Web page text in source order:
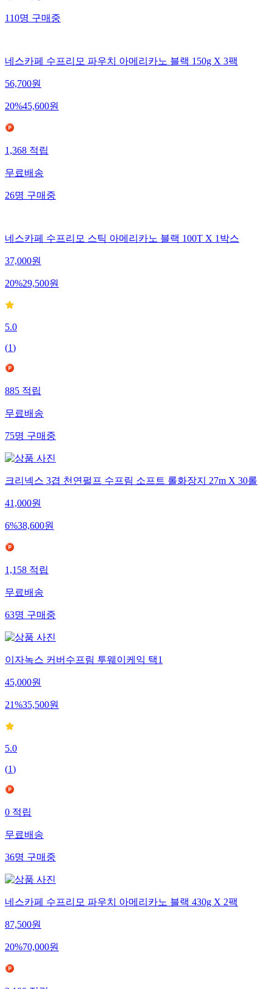
110명구매중
네스카페 수프리모 파우치 아메리카노 블랙 150g X 3팩
56,700원
20%45,600원
1,368적립
무료배송
26명구매중
네스카페 수프리모 스틱 아메리카노 블랙 100T X 1박스
37,000원
20%29,500원
5.0
(1)
885적립
무료배송
75명구매중
크리넥스 3겹 천연펄프 수프림 소프트 롤화장지 27m X 30롤
41,000원
6%38,600원
1,158적립
무료배송
63명구매중
이자녹스 커버수프림 투웨이케익 택1
45,000원
21%35,500원
5.0
(1)
0적립
무료배송
36명구매중
네스카페 수프리모 파우치 아메리카노 블랙 430g X 2팩
87,500원
20%70,000원